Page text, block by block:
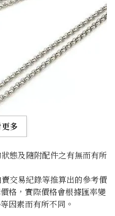
Top Necklace
多
態及隨附配件之有無而有所
交易紀錄等推算出的參考價
格，實際價格會根據匯率變
因素而有所不同。